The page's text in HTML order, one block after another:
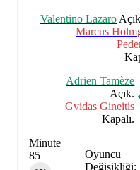
Valentino Lazaro
Marcus
Adrien Tamèze
Açık.
Gvidas Gineitis
Kapalı.
Oyuncu
Değişikliği:
Minute
85